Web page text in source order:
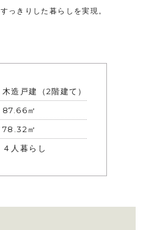
っきりした暮らしを実現。
木造戸建（2階建て）
87.66㎡
78.32㎡
４人暮らし